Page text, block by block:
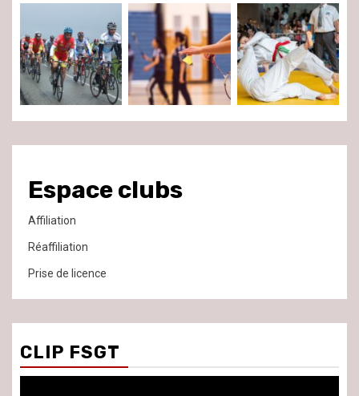
Espace clubs
Affiliation
Réaffiliation
Prise de licence
CLIP FSGT